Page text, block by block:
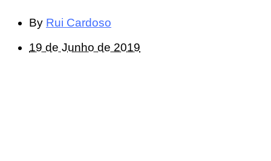
By Rui Cardoso
19 de Junho de 2019